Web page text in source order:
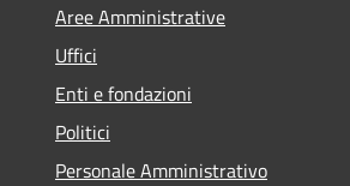
Aree Amministrative
Uffici
Enti e fondazioni
Politici
Personale Amministrativo